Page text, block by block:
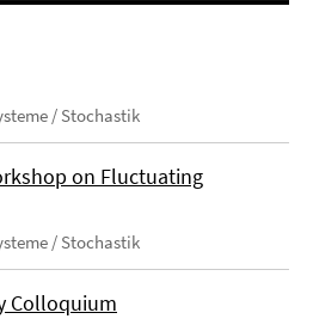
/ Stochastik
on Fluctuating
/ Stochastik
Colloquium